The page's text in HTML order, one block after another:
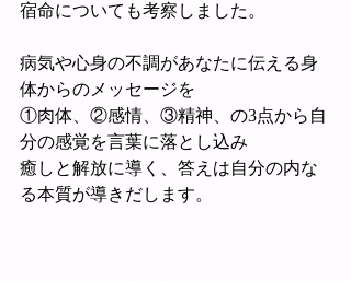
宿命についても考察しました。
病気や心身の不調があなたに伝える身
体からのメッセージを
①肉体、②感情、③精神、の3点から自
分の感覚を言葉に落とし込み
癒しと解放に導く、答えは自分の内な
る本質が導きだします。